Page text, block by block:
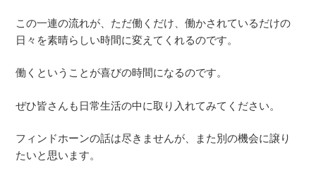
この一連の流れが、ただ働くだけ、働かされているだけの
日々を素晴らしい時間に変えてくれるのです。
働くということが喜びの時間になるのです。
ぜひ皆さんも日常生活の中に取り入れてみてください。
フィンドホーンの話は尽きませんが、また別の機会に譲り
たいと思います。